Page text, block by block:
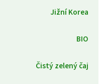
Jižní Korea
BIO
Čistý zelený čaj